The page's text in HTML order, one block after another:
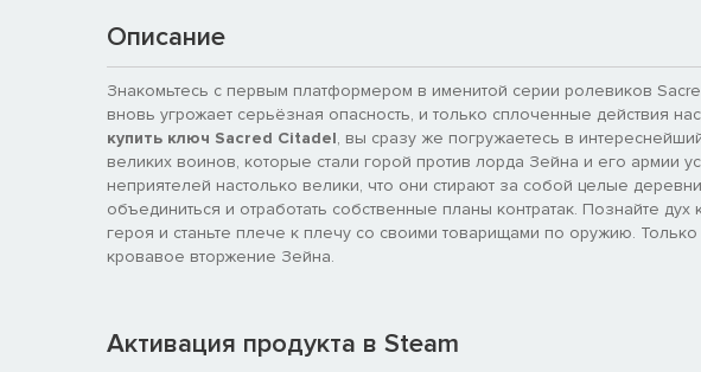
Описание
Знакомьтесь с первым платформером в именитой серии ролевиков
вновь угрожает серьёзная опасность, и только сплоченные действия
купить ключ Sacred Citadel, вы сразу же погружаетесь в
великих воинов, которые стали горой против лорда Зейна и его армии
неприятелей настолько велики, что они стирают за собой целые
объединиться и отработать собственные планы контратак. Познайте
героя и станьте плече к плечу со своими товарищами по оружию. Только
кровавое вторжение Зейна.
Активация продукта в Steam